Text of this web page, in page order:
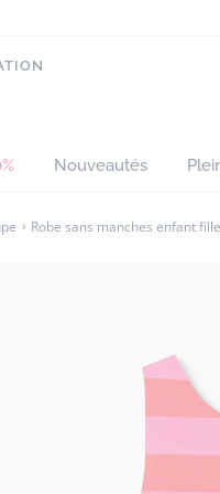
Nouveautés
Robe sans manches enfant fille